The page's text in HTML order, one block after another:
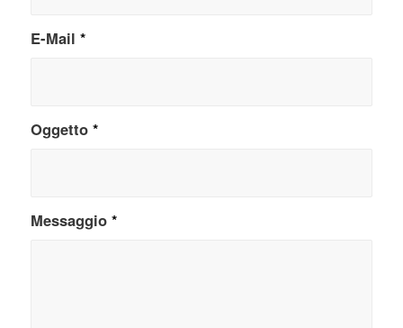
E-Mail *
Oggetto *
Messaggio *